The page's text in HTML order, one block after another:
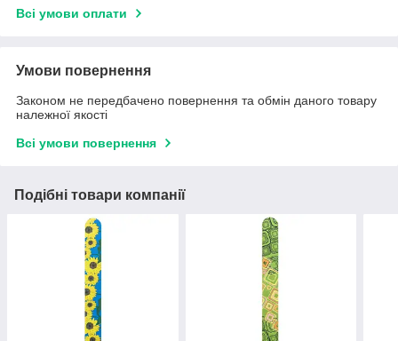
Всі умови оплати
Умови повернення
Законом не передбачено повернення та обмін даного товару
належної якості
Всі умови повернення
Подібні товари компанії